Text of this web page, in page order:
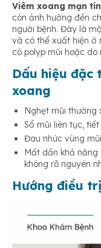
Viêm xoang mạn
còn ảnh hưởng đến
người bệnh. Đây là
và có thể xuất hiện ở
có polyp mũi hoặc do
Dấu hiệu đặc
xoang
Nghẹt mũi thường
Sổ mũi liên tục,
Đau nhức vùng
Mất dần khả
không rõ nguyên
Hướng điều